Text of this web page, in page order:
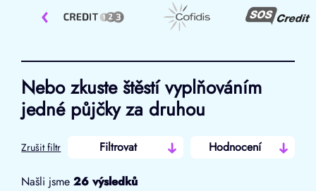
‹
Nebo zkuste štěstí vyplňováním
jedné půjčky za druhou
Zrušit filtr Filtrovat Hodnocení
Našli jsme26 výsledků